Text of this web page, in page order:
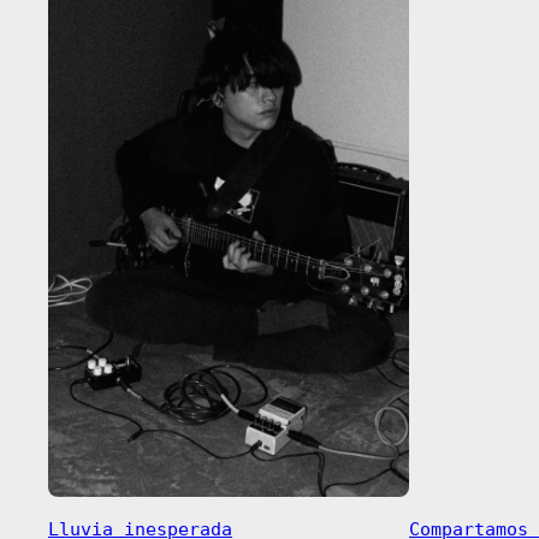
Lluvia inesperada